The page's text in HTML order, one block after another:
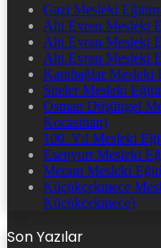
Gazi Mesleki
Ahi Evren Mesleki
Ahi Evran Mesleki
Ahi Evran Mesleki
Karabağlar Mesleki
Siteler Mesleki
Osman Düşüngel
Kocasinan)
100. Yıl Mesleki
Esenyurt Mesleki
Meram Mesleki
Küçükçekmece
Küçükçekmece)
Son Yazılar